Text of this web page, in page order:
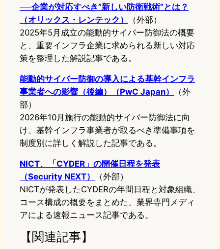
──企業が対応すべき”新しい防衛戦術”とは？
（オリックス・レンテック）
（外部）
2025年5月成立の能動的サイバー防御法の概要
と、重要インフラ企業に求められる新しい対応
策を整理した解説記事である。
能動的サイバー防御の導入による基幹インフラ
事業者への影響（後編）（PwC Japan）
（外
部）
2026年10月施行の能動的サイバー防御法に向
け、基幹インフラ事業者が取るべき準備事項を
制度別に詳しく解説した記事である。
NICT、「CYDER」の開催日程を発表
（Security NEXT）
（外部）
NICTが発表したCYDERの年間日程と対象組織、
コース構成の概要をまとめた、業界専門メディ
アによる速報ニュース記事である。
【関連記事】